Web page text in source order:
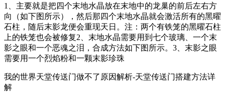
1、主要就是把四个末地水晶放在末地中的龙巢的前后左右方
向（如下图所示），然后那四个末地水晶就会激活所有的黑曜
石柱，随后末影龙便会重现天日。注：两个有铁笼的黑曜石柱
上的铁笼也会被修复2、末地水晶需要用到七个玻璃、一个末
影之眼和一个恶魂之泪，合成方法如下图所示。3、末影之眼
需要用一个烈焰粉和一颗末影珍珠
我的世界天堂传送门做不了原因解析-天堂传送门搭建方法详
解